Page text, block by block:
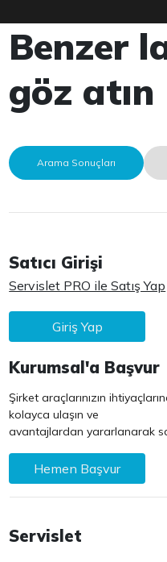
Benzer
göz atın
Arama Sonuçları
Satıcı Girişi
Servislet PRO ile Satış Yap
Giriş Yap
Kurumsal'a Başvur
Şirket araçlarınızın
kolayca ulaşın ve
avantajlardan yararlanarak
Hemen Başvur
Servislet